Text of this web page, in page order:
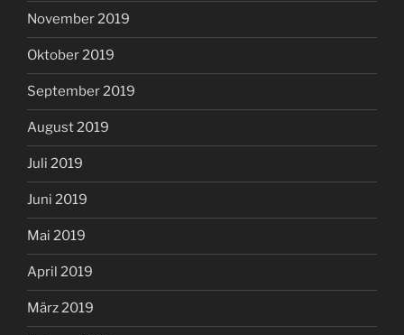
November 2019
Oktober 2019
September 2019
August 2019
Juli 2019
Juni 2019
Mai 2019
April 2019
März 2019